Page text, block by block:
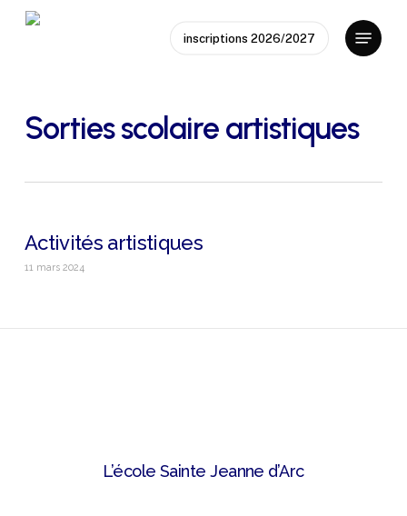
Skip
inscriptions 2026/2027
Menu
Sorties scolaire artistiques
Activités artistiques
11 mars 2024
L’école Sainte Jeanne d’Arc